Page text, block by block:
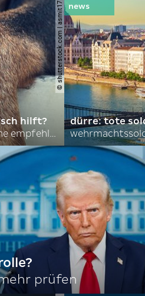
© shutterstock.com | asmit17
hilft?
nordkoreas sommerliche empfehlungen
dürre: tote
prüfen